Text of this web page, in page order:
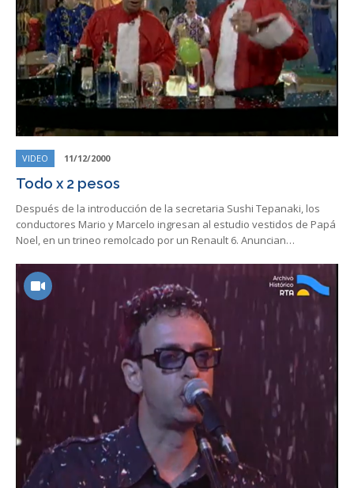
VIDEO 11/12/2000
Todo x 2 pesos
Después de la introducción de la secretaria Sushi Tepanaki, los
conductores Mario y Marcelo ingresan al estudio vestidos de Papá
Noel, en un trineo remolcado por un Renault 6. Anuncian…